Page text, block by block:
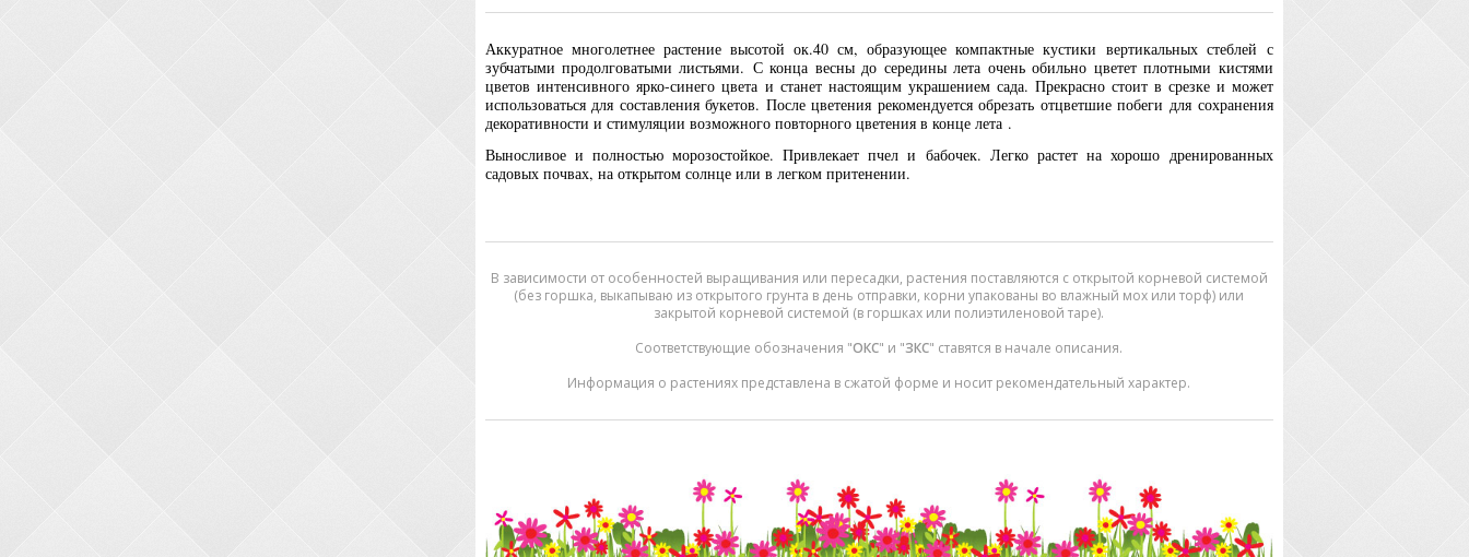
Аккуратное многолетнее растение высотой ок.40 см, образующее компактные кустики вертикальных стеблей с
зубчатыми продолговатыми листьями. С конца весны до середины лета очень обильно цветет плотными кистями
цветов интенсивного ярко-синего цвета и станет настоящим украшением сада. Прекрасно стоит в срезке и может
использоваться для составления букетов. После цветения рекомендуется обрезать отцветшие побеги для сохранения
декоративности и стимуляции возможного повторного цветения в конце лета .
Выносливое и полностью морозостойкое. Привлекает пчел и бабочек. Легко растет на хорошо дренированных
садовых почвах, на открытом солнце или в легком притенении.
В зависимости от особенностей выращивания или пересадки, растения поставляются с открытой корневой системой
(без горшка, выкапываю из открытого грунта в день отправки, корни упакованы во влажный мох или торф) или
закрытой корневой системой (в горшках или полиэтиленовой таре).
Соответствующие обозначения "ОКС" и "ЗКС" ставятся в начале описания.
Информация о растениях представлена в сжатой форме и носит рекомендательный характер.